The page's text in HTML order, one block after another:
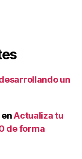
un
enActualiza tu
de forma